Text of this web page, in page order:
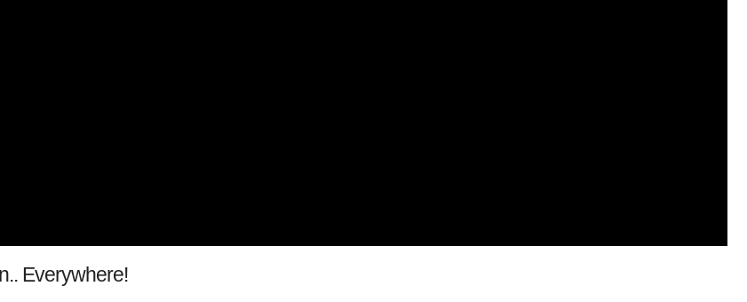
Everywhere!